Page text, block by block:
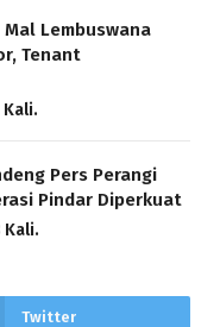
Lembuswana
Tenant
Pers Perangi
Pindar Diperkuat
Kali.
Twitter